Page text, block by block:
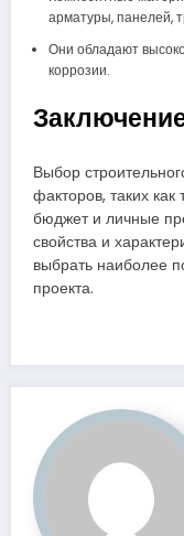
арматуры, панелей,
Они обладают
коррозии.
Выбор
факторов, таких как
бюджет и личные
свойства и
выбрать наиболее
проекта.